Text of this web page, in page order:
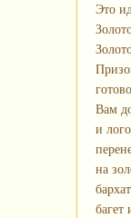
Это
Вам
и
на
багет